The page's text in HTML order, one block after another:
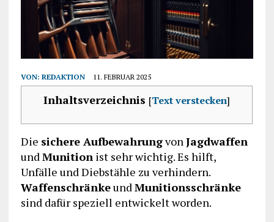
VON: REDAKTION 11. FEBRUAR 2025
Inhaltsverzeichnis [Text verstecken]
Die sichere AufbewahrungvonJagdwaffen
undMunitionist sehr wichtig. Es hilft,
Unfälle und Diebstähle zu verhindern.
WaffenschränkeundMunitionsschränke
sind dafür speziell entwickelt worden.